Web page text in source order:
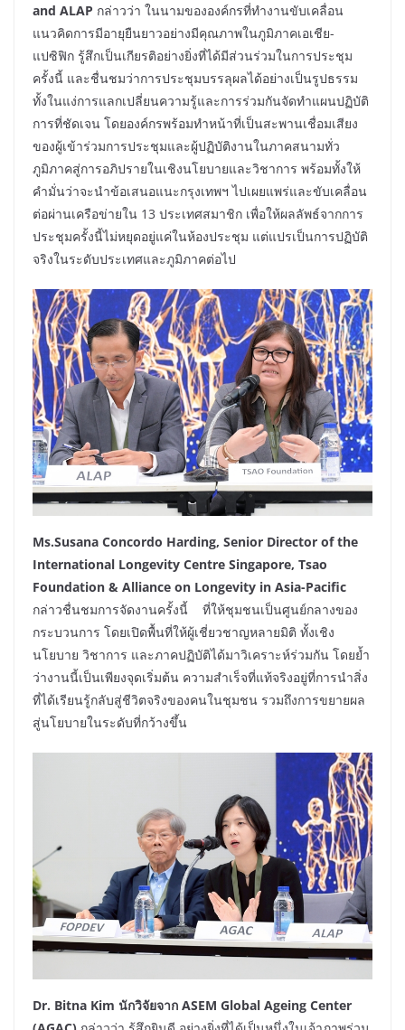
and ALAP กล่าวว่า ในนามขององค์กรที่ทำงานขับเคลื่อน
แนวคิดการมีอายุยืนยาวอย่างมีคุณภาพในภูมิภาคเอเชีย-
แปซิฟิก รู้สึกเป็นเกียรติอย่างยิ่งที่ได้มีส่วนร่วมในการประชุม
ครั้งนี้ และชื่นชมว่าการประชุมบรรลุผลได้อย่างเป็นรูปธรรม
ทั้งในแง่การแลกเปลี่ยนความรู้และการร่วมกันจัดทำแผนปฏิบัติ
การที่ชัดเจน โดยองค์กรพร้อมทำหน้าที่เป็นสะพานเชื่อมเสียง
ของผู้เข้าร่วมการประชุมและผู้ปฏิบัติงานในภาคสนามทั่ว
ภูมิภาคสู่การอภิปรายในเชิงนโยบายและวิชาการ พร้อมทั้งให้
คำมั่นว่าจะนำข้อเสนอแนะกรุงเทพฯ ไปเผยแพร่และขับเคลื่อน
ต่อผ่านเครือข่ายใน 13 ประเทศสมาชิก เพื่อให้ผลลัพธ์จากการ
ประชุมครั้งนี้ไม่หยุดอยู่แค่ในห้องประชุม แต่แปรเป็นการปฏิบัติ
จริงในระดับประเทศและภูมิภาคต่อไป
Ms.Susana Concordo Harding, Senior Director of the
International Longevity Centre Singapore, Tsao
Foundation & Alliance on Longevity in Asia-Pacific
กล่าวชื่นชมการจัดงานครั้งนี้ ที่ให้ชุมชนเป็นศูนย์กลางของ
กระบวนการ โดยเปิดพื้นที่ให้ผู้เชี่ยวชาญหลายมิติ ทั้งเชิง
นโยบาย วิชาการ และภาคปฏิบัติได้มาวิเคราะห์ร่วมกัน โดยย้ำ
ว่างานนี้เป็นเพียงจุดเริ่มต้น ความสำเร็จที่แท้จริงอยู่ที่การนำสิ่ง
ที่ได้เรียนรู้กลับสู่ชีวิตจริงของคนในชุมชน รวมถึงการขยายผล
สู่นโยบายในระดับที่กว้างขึ้น
Dr. Bitna Kim นักวิจัยจาก ASEM Global Ageing Center